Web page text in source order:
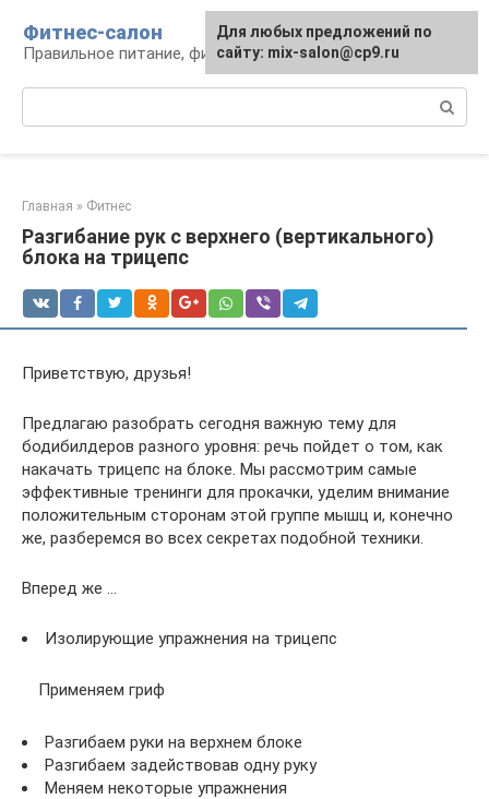
контенту
Фитнес-салон
Правильное питание, фитнес, образ жизни
Главная » Фитнес
Разгибание рук с верхнего (вертикального)
блока на трицепс
Приветствую, друзья!
Предлагаю разобрать сегодня важную тему для
бодибилдеров разного уровня: речь пойдет о том, как
накачать трицепс на блоке. Мы рассмотрим самые
эффективные тренинги для прокачки, уделим внимание
положительным сторонам этой группе мышц и, конечно
же, разберемся во всех секретах подобной техники.
Вперед же …
Изолирующие упражнения на трицепс
Применяем гриф
Разгибаем руки на верхнем блоке
Разгибаем задействовав одну руку
Меняем некоторые упражнения
Для любых предложений по
сайту: mix-salon@cp9.ru